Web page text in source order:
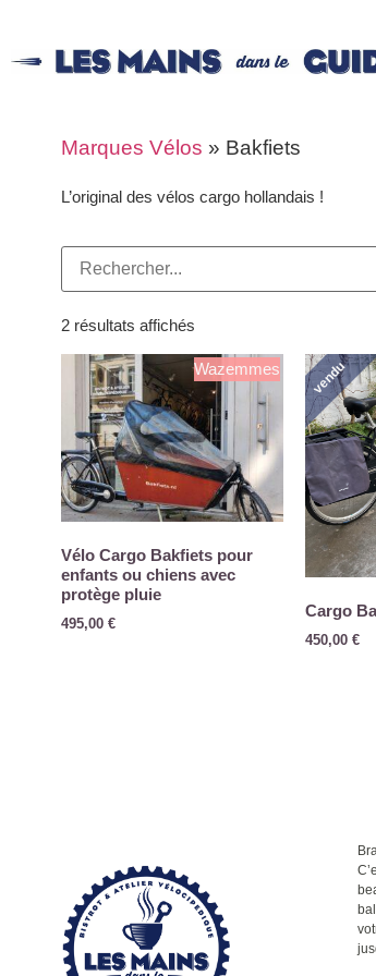
Marques Vélos » Bakfiets
L’original des vélos cargo hollandais !
2 résultats affichés
Wazemmes
Vélo Cargo Bakfiets pour
enfants ou chiens avec
protège pluie
495,00 €
vendu
Cargo
450,00€